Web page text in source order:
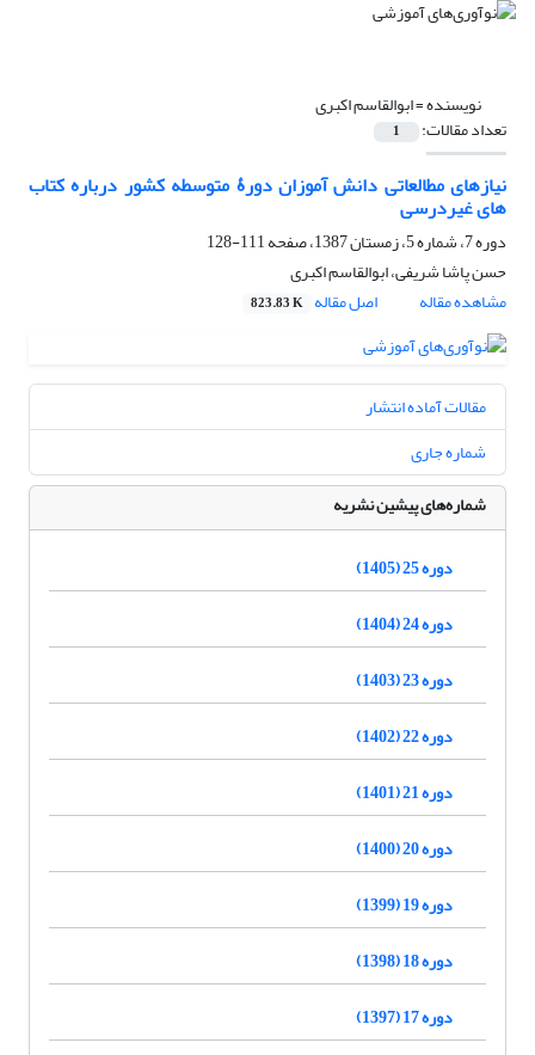
نویسنده =ابوالقاسم اکبری
تعداد مقالات: 1
نیازهای مطالعاتی دانش آموزان دورۀ متوسطه کشور درباره کتاب
های غیردرسی
دوره 7، شماره 5، زمستان 1387، صفحه
111-128
حسن پاشا شریفی، ابوالقاسم اکبری
مشاهده مقاله
اصل مقاله 823.83 K
مقالات آماده انتشار
شماره جاری
شماره‌های پیشین نشریه
دوره 25 (1405)
دوره 24 (1404)
دوره 23 (1403)
دوره 22 (1402)
دوره 21 (1401)
دوره 20 (1400)
دوره 19 (1399)
دوره 18 (1398)
دوره 17 (1397)